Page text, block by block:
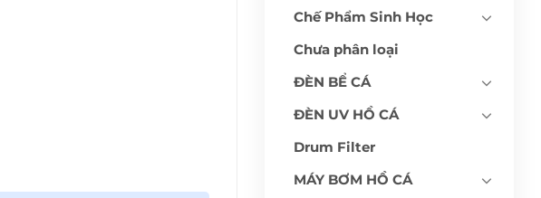
Chế Phẩm Sinh Học
Chưa phân loại
ĐÈN BỂ CÁ
ĐÈN UV HỒ CÁ
Drum Filter
MÁY BƠM HỒ CÁ